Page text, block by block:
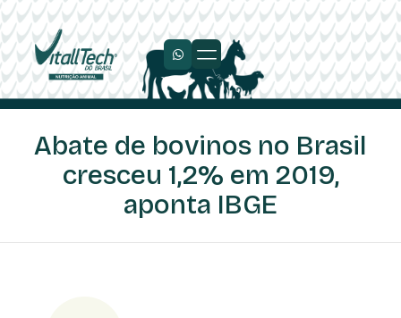
Abate de bovinos no Brasil
cresceu 1,2% em 2019,
aponta IBGE